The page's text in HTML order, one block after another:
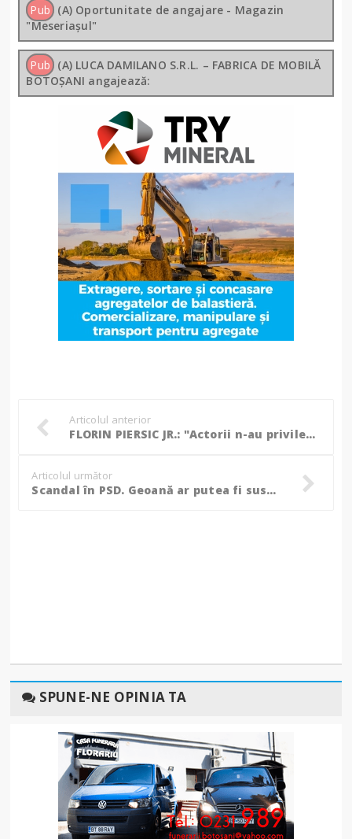
Pub (A) Oportunitate de angajare - Magazin
"Meseriașul"
Pub (A) LUCA DAMILANO S.R.L. – FABRICA DE MOBILĂ
BOTOȘANI angajează:
Articolul anterior
FLORIN PIERSIC JR.: "Actorii n-au privilegiile maneliştilor!"
Articolul următor
Scandal în PSD. Geoană ar putea fi suspendat pentru atacul la adresa lui Ponta
SPUNE-NE OPINIA TA